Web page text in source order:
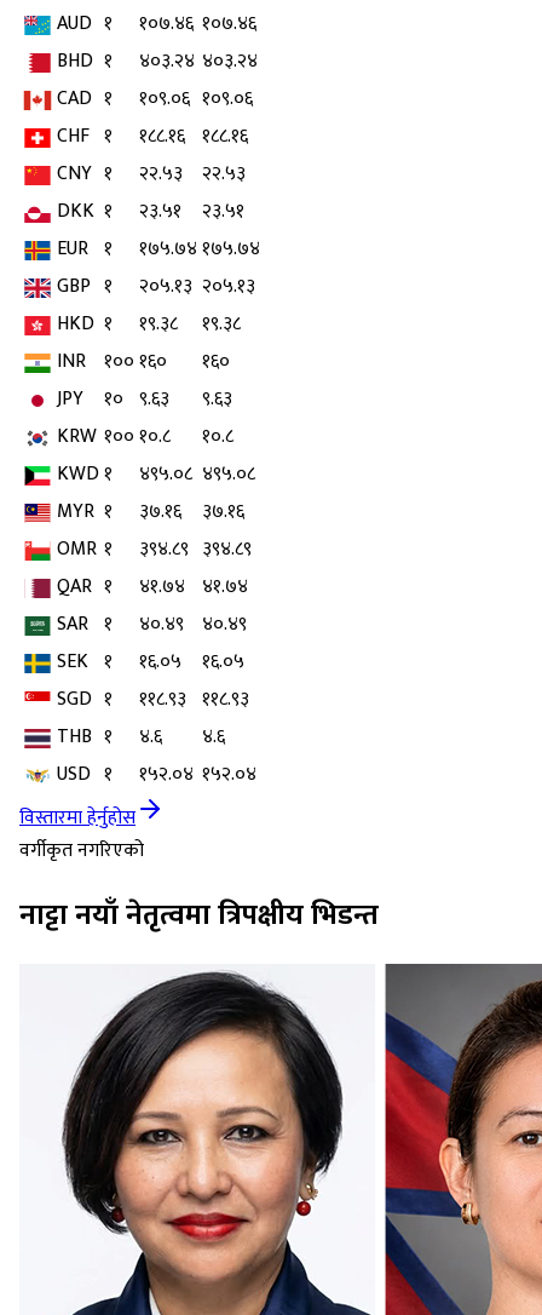
AUD १ १०७.४६ १०७.४६
BHD १ ४०३.२४ ४०३.२४
CAD १ १०९.०६ १०९.०६
CHF १ १८८.१६ १८८.१६
CNY १ २२.५३
२२.५३
DKK १ २३.५१
२३.५१
EUR १ १७५.७४१७५.७४
GBP १ २०५.१३ २०५.१३
HKD १ १९.३८
१९.३८
INR १००१६०
१६०
JPY
१० ९.६३
९.६३
KRW १००१०.८
१०.८
KWD१ ४९५.०८ ४९५.०८
MYR १ ३७.१६
३७.१६
OMR १ ३९४.८९ ३९४.८९
QAR १ ४१.७४ ४१.७४
SAR १ ४०.४९
४०.४९
SEK १ १६.०५
१६.०५
SGD १ ११८.९३ ११८.९३
THB १ ४.६
४.६
USD १ १५२.०४ १५२.०४
विस्तारमा हेर्नुहोस
वर्गीकृत नगरिएको
नाट्टा नयाँ नेतृत्वमा त्रिपक्षीय भिडन्त